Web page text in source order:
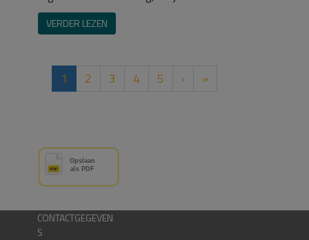
VERDER LEZEN
1 2 3 4 5 › »
CONTACTGEGEVEN
S